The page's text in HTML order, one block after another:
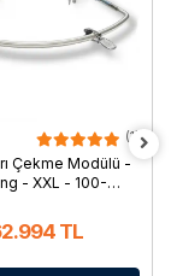
(1)
Çekme Modülü -
- XXL - 100-
TL